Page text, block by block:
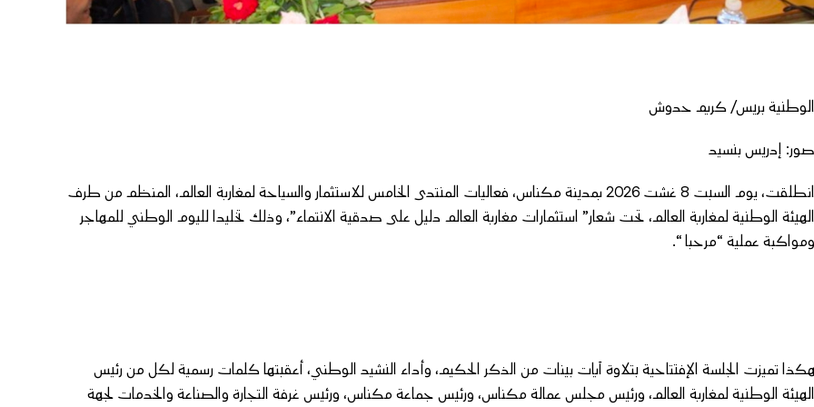
الوطنية بريس/ كريم حدوش
صور: إدريس بنسيد
انطلقت، يوم السبت 8 غشت 2026 بمدينة مكناس، فعاليات المنتدى الخامس للاستثمار والسياحة لمغاربة العالم، المنظم من طرف
الهيئة الوطنية لمغاربة العالم، تحت شعار” استثمارات مغاربة العالم دليل على صدقية الانتماء”، وذلك تخليدا لليوم الوطني للمهاجر
ومواكبة عملية “مرحبا “.
هكذا تميزت الجلسة الإفتتاحية بتلاوة آيات بينات من الذكر الحكيم، وأداء النشيد الوطني، أعقبتها كلمات رسمية لكل من رئيس
الهيئة الوطنية لمغاربة العالم، ورئيس مجلس عمالة مكناس، ورئيس جماعة مكناس، ورئيس غرفة التجارة والصناعة والخدمات لجهة